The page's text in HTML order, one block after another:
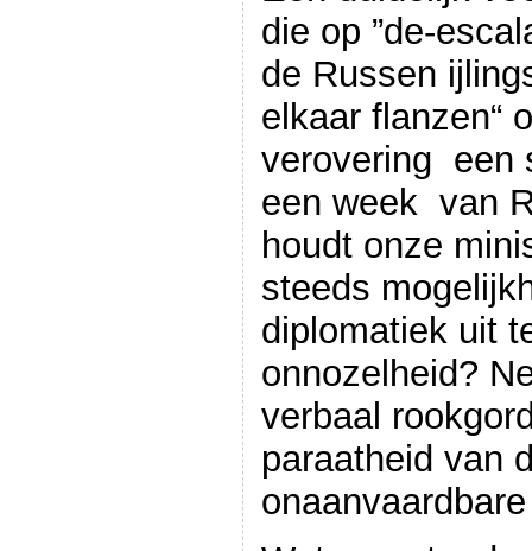
die op ”de-
de Russen
elkaar flanzen“
verovering een
een week van
houdt onze
steeds
diplomatiek uit
onnozelheid?
verbaal
paraatheid van